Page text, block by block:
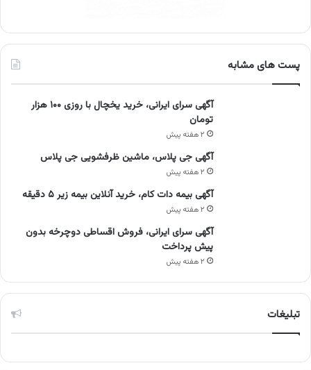
پست های مشابه
آگهی سرای ایرانی، خرید یخچال با روزی ۱۰۰ هزار
تومان
۲ هفته پیش
آگهی جی پلاس، ماشین ظرفشویی جی پلاس
۲ هفته پیش
آگهی بیمه دات کام، خرید آنلاین بیمه زیر ۵ دقیقه
۲ هفته پیش
آگهی سرای ایرانی، فروش اقساطی دوچرخه بدون
پیش پرداخت
۲ هفته پیش
تبلیغات